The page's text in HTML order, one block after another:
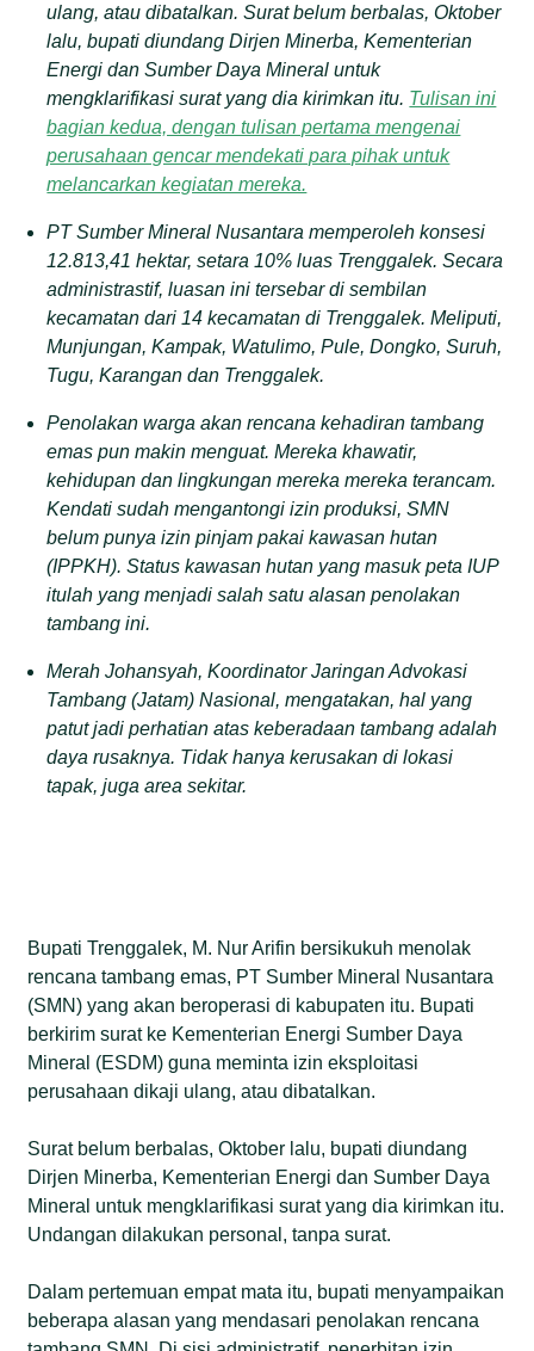
ulang, atau dibatalkan. Surat belum berbalas, Oktober
lalu, bupati diundang Dirjen Minerba, Kementerian
Energi dan Sumber Daya Mineral untuk
mengklarifikasi surat yang dia kirimkan itu. Tulisan ini
bagian kedua, dengan tulisan pertama mengenai
perusahaan gencar mendekati para pihak untuk
melancarkan kegiatan mereka.
PT Sumber Mineral Nusantara memperoleh konsesi
12.813,41 hektar, setara 10% luas Trenggalek. Secara
administrastif, luasan ini tersebar di sembilan
kecamatan dari 14 kecamatan di Trenggalek. Meliputi,
Munjungan, Kampak, Watulimo, Pule, Dongko, Suruh,
Tugu, Karangan dan Trenggalek.
Penolakan warga akan rencana kehadiran tambang
emas pun makin menguat. Mereka khawatir,
kehidupan dan lingkungan mereka mereka terancam.
Kendati sudah mengantongi izin produksi, SMN
belum punya izin pinjam pakai kawasan hutan
(IPPKH). Status kawasan hutan yang masuk peta IUP
itulah yang menjadi salah satu alasan penolakan
tambang ini.
Merah Johansyah, Koordinator Jaringan Advokasi
Tambang (Jatam) Nasional, mengatakan, hal yang
patut jadi perhatian atas keberadaan tambang adalah
daya rusaknya. Tidak hanya kerusakan di lokasi
tapak, juga area sekitar.
Bupati Trenggalek, M. Nur Arifin bersikukuh menolak
rencana tambang emas, PT Sumber Mineral Nusantara
(SMN) yang akan beroperasi di kabupaten itu. Bupati
berkirim surat ke Kementerian Energi Sumber Daya
Mineral (ESDM) guna meminta izin eksploitasi
perusahaan dikaji ulang, atau dibatalkan.
Surat belum berbalas, Oktober lalu, bupati diundang
Dirjen Minerba, Kementerian Energi dan Sumber Daya
Mineral untuk mengklarifikasi surat yang dia kirimkan itu.
Undangan dilakukan personal, tanpa surat.
Dalam pertemuan empat mata itu, bupati menyampaikan
beberapa alasan yang mendasari penolakan rencana